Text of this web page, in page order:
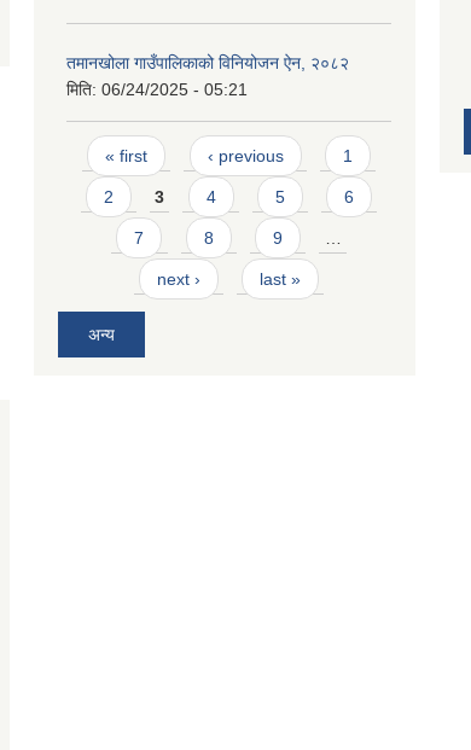
तमानखोला गाउँपालिकाको विनियोजन ऐन, २०८२
मिति: 06/24/2025 - 05:21
Pages
« first ‹ previous 1
2 3 4 5 6
7 8 9
next › last »
अन्य